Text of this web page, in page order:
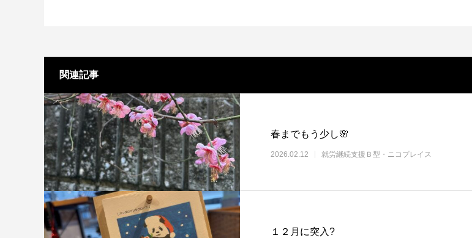
関連記事
春までもう少し🌸
2026.02.12 就労継続支援Ｂ型・ニコプレイス
１２月に突入?